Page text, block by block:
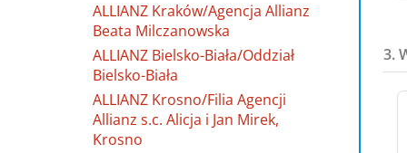
ALLIANZ Kraków/Agencja Allianz
Beata Milczanowska
ALLIANZ Bielsko-Biała/Oddział
Bielsko-Biała
ALLIANZ Krosno/Filia Agencji
Allianz s.c. Alicja i Jan Mirek,
Krosno
3.